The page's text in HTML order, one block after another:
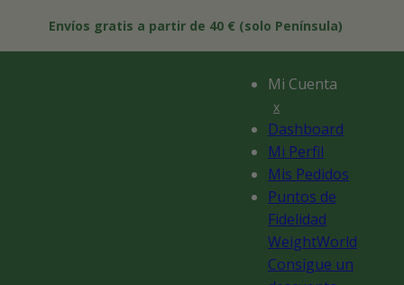
directamente
al contenido
Envíos gratis a partir de 40 € (solo Península)
Mi Cuenta
x
Dashboard
Mi Perfil
Mis Pedidos
Puntos de
Fidelidad
WeightWorld
Consigue un